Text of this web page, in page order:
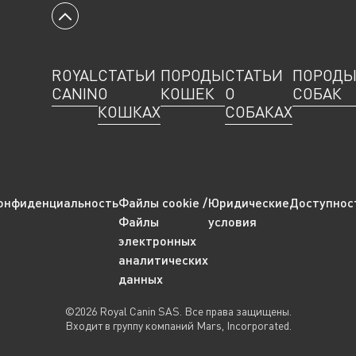
Вернуться к началу
ROYAL
CANIN
СТАТЬИ
О
КОШКАХ
ПОРОДЫ
КОШЕК
СТАТЬИ
О
СОБАКАХ
ПОРОДЫ
СОБАК
Файлы cookie /
Файлы
электронных
аналитических
данных
Юридические
условия
©2026 Royal Canin SAS. Все права защищены.
Входит в группу компаний Mars, Incorporated.